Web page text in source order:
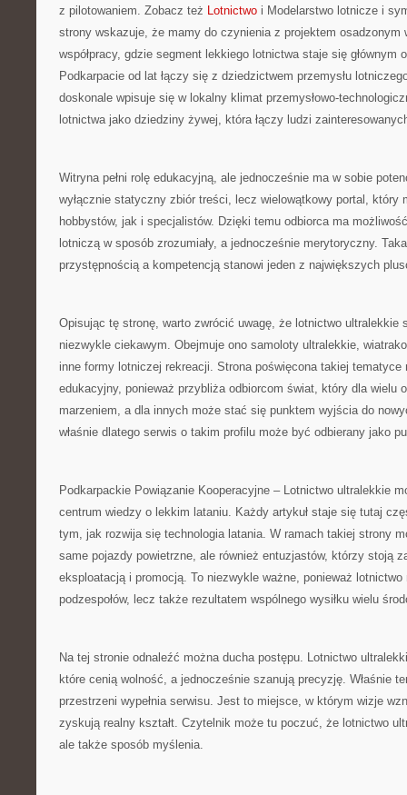
z pilotowaniem. Zobacz też Lotnictwo i Modelarstwo lotnicze i
strony wskazuje, że mamy do czynienia z projektem osadzonym
współpracy, gdzie segment lekkiego lotnictwa staje się głównym
Podkarpacie od lat łączy się z dziedzictwem przemysłu
doskonale wpisuje się w lokalny klimat przemysłowo-
lotnictwa jako dziedziny żywej, która łączy ludzi
Witryna pełni rolę edukacyjną, ale jednocześnie ma w sobie
wyłącznie statyczny zbiór treści, lecz wielowątkowy portal, który
hobbystów, jak i specjalistów. Dzięki temu odbiorca ma
lotniczą w sposób zrozumiały, a jednocześnie merytoryczny.
przystępnością a kompetencją stanowi jeden z największych
Opisując tę stronę, warto zwrócić uwagę, że lotnictwo ultralekkie
niezwykle ciekawym. Obejmuje ono samoloty ultralekkie,
inne formy lotniczej rekreacji. Strona poświęcona takiej tematyce
edukacyjny, ponieważ przybliża odbiorcom świat, który dla wielu
marzeniem, a dla innych może stać się punktem wyjścia do
właśnie dlatego serwis o takim profilu może być odbierany jako
Podkarpackie Powiązanie Kooperacyjne – Lotnictwo ultralekkie
centrum wiedzy o lekkim lataniu. Każdy artykuł staje się tutaj
tym, jak rozwija się technologia latania. W ramach takiej strony
same pojazdy powietrzne, ale również entuzjastów, którzy stoją
eksploatacją i promocją. To niezwykle ważne, ponieważ lotnictwo
podzespołów, lecz także rezultatem wspólnego wysiłku wielu
Na tej stronie odnaleźć można ducha postępu. Lotnictwo
które cenią wolność, a jednocześnie szanują precyzję. Właśnie
przestrzeni wypełnia serwisu. Jest to miejsce, w którym wizje
zyskują realny kształt. Czytelnik może tu poczuć, że lotnictwo
ale także sposób myślenia.